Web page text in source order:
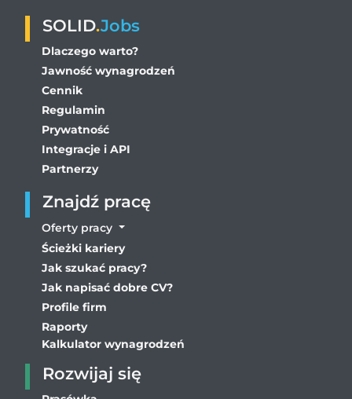
SOLID.Jobs
Dlaczego warto?
Jawność wynagrodzeń
Cennik
Regulamin
Prywatność
Integracje i API
Partnerzy
Znajdź pracę
Oferty pracy
Ścieżki kariery
Jak szukać pracy?
Jak napisać dobre CV?
Profile firm
Raporty
Kalkulator wynagrodzeń
Rozwijaj się